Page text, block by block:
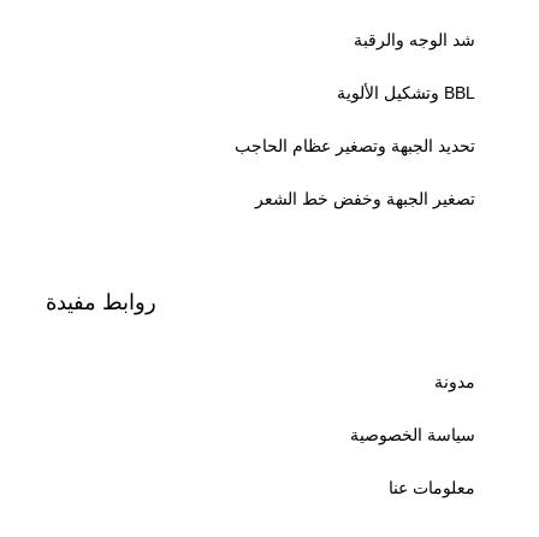
شد الوجه والرقبة
BBL وتشكيل الألوية
تحديد الجبهة وتصغير عظام الحاجب
تصغير الجبهة وخفض خط الشعر
روابط مفيدة
مدونة
سياسة الخصوصية
معلومات عنا